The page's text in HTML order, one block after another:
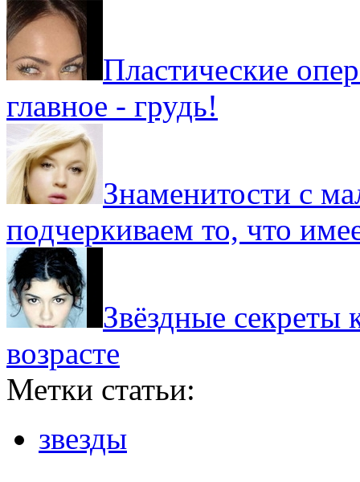
Пластические
главное - грудь!
Знаменитости с
подчеркиваем то, что
Звёздные
возрасте
Метки статьи:
звезды